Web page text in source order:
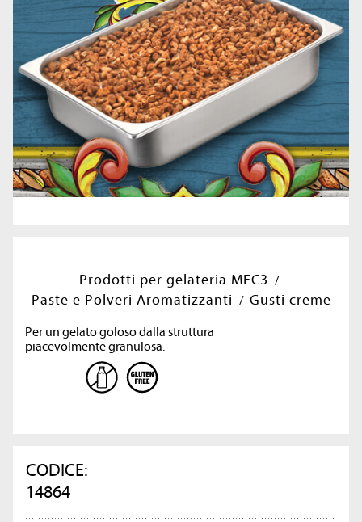
Prodotti per gelateria MEC3
Paste e Polveri Aromatizzanti
Gusti creme
Per un gelato goloso dalla struttura
piacevolmente granulosa.
CODICE:
14864